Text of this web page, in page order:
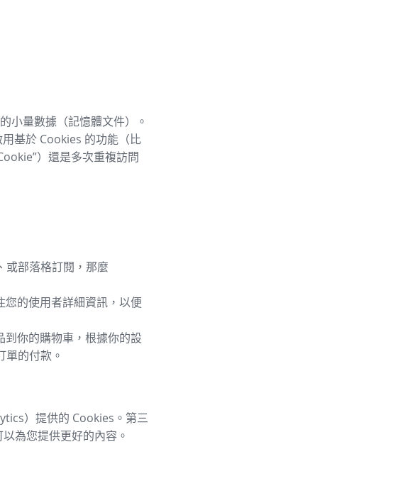
小量數據（記憶體文件）。
基於 Cookies 的功能（比
）還是多次重複訪問
或部落格訂閱，那麼
的使用者詳細資訊，以便
你的購物車，根據你的設
的付款。
）提供的 Cookies。第三
為您提供更好的內容。